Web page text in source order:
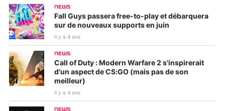
NEWS
Fall Guys passera free-to-play et débarquera
sur de nouveaux supports en juin
Il y a 4 ans
NEWS
Call of Duty : Modern Warfare 2 s'inspirerait
d'un aspect de CS:GO (mais pas de son
meilleur)
Il y a 4 ans
NEWS